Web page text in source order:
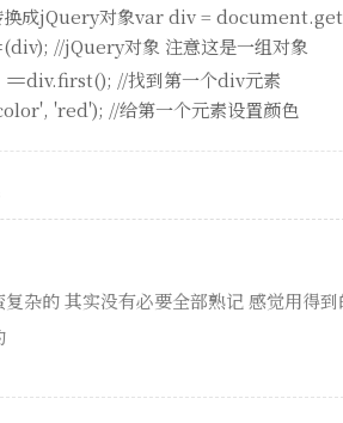
换成jQuery对象var div =
(div); //jQuery对象 注意这是一组对象
=div.first(); //找到第一个div元素
'red'); //给第一个元素设置颜色
复杂的 其实没有必要全部熟记 感觉用得